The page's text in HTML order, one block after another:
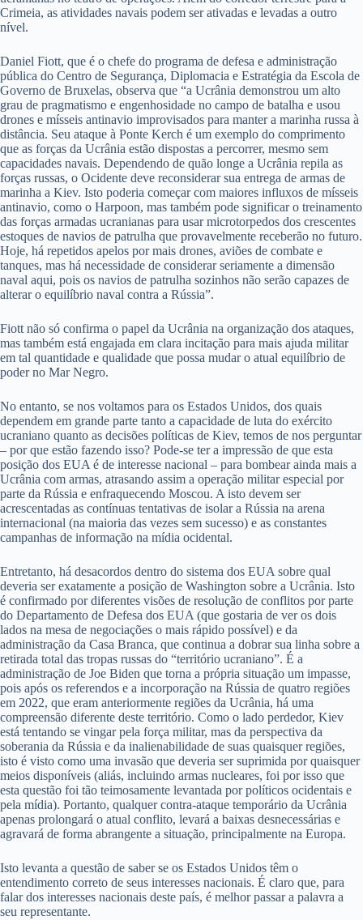
Crimeia, as atividades navais podem ser ativadas e levadas a outro
nível.
Daniel Fiott, que é o chefe do programa de defesa e administração
pública do Centro de Segurança, Diplomacia e Estratégia da Escola de
Governo de Bruxelas, observa que “a Ucrânia demonstrou um alto
grau de pragmatismo e engenhosidade no campo de batalha e usou
drones e mísseis antinavio improvisados para manter a marinha russa à
distância. Seu ataque à Ponte Kerch é um exemplo do comprimento
que as forças da Ucrânia estão dispostas a percorrer, mesmo sem
capacidades navais. Dependendo de quão longe a Ucrânia repila as
forças russas, o Ocidente deve reconsiderar sua entrega de armas de
marinha a Kiev. Isto poderia começar com maiores influxos de mísseis
antinavio, como o Harpoon, mas também pode significar o treinamento
das forças armadas ucranianas para usar microtorpedos dos crescentes
estoques de navios de patrulha que provavelmente receberão no futuro.
Hoje, há repetidos apelos por mais drones, aviões de combate e
tanques, mas há necessidade de considerar seriamente a dimensão
naval aqui, pois os navios de patrulha sozinhos não serão capazes de
alterar o equilíbrio naval contra a Rússia”.
Fiott não só confirma o papel da Ucrânia na organização dos ataques,
mas também está engajada em clara incitação para mais ajuda militar
em tal quantidade e qualidade que possa mudar o atual equilíbrio de
poder no Mar Negro.
No entanto, se nos voltamos para os Estados Unidos, dos quais
dependem em grande parte tanto a capacidade de luta do exército
ucraniano quanto as decisões políticas de Kiev, temos de nos perguntar
– por que estão fazendo isso? Pode-se ter a impressão de que esta
posição dos EUA é de interesse nacional – para bombear ainda mais a
Ucrânia com armas, atrasando assim a operação militar especial por
parte da Rússia e enfraquecendo Moscou. A isto devem ser
acrescentadas as contínuas tentativas de isolar a Rússia na arena
internacional (na maioria das vezes sem sucesso) e as constantes
campanhas de informação na mídia ocidental.
Entretanto, há desacordos dentro do sistema dos EUA sobre qual
deveria ser exatamente a posição de Washington sobre a Ucrânia. Isto
é confirmado por diferentes visões de resolução de conflitos por parte
do Departamento de Defesa dos EUA (que gostaria de ver os dois
lados na mesa de negociações o mais rápido possível) e da
administração da Casa Branca, que continua a dobrar sua linha sobre a
retirada total das tropas russas do “território ucraniano”. É a
administração de Joe Biden que torna a própria situação um impasse,
pois após os referendos e a incorporação na Rússia de quatro regiões
em 2022, que eram anteriormente regiões da Ucrânia, há uma
compreensão diferente deste território. Como o lado perdedor, Kiev
está tentando se vingar pela força militar, mas da perspectiva da
soberania da Rússia e da inalienabilidade de suas quaisquer regiões,
isto é visto como uma invasão que deveria ser suprimida por quaisquer
meios disponíveis (aliás, incluindo armas nucleares, foi por isso que
esta questão foi tão teimosamente levantada por políticos ocidentais e
pela mídia). Portanto, qualquer contra-ataque temporário da Ucrânia
apenas prolongará o atual conflito, levará a baixas desnecessárias e
agravará de forma abrangente a situação, principalmente na Europa.
Isto levanta a questão de saber se os Estados Unidos têm o
entendimento correto de seus interesses nacionais. É claro que, para
falar dos interesses nacionais deste país, é melhor passar a palavra a
seu representante.